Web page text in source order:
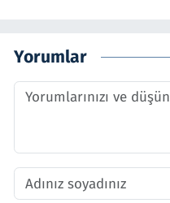
Yorumlar